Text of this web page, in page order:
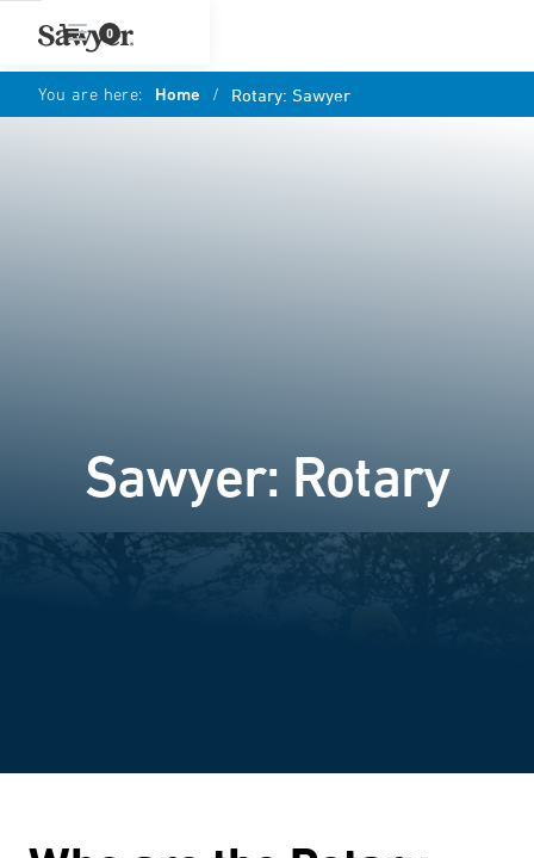
0
You are here: Home / Rotary: Sawyer
Sawyer: Rotary